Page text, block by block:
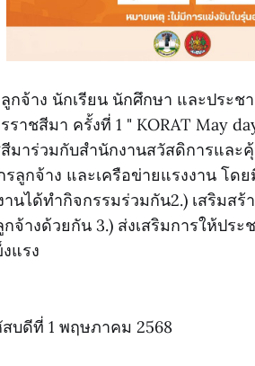
กจ้าง นักเรียน นักศึกษา และประช
าชสีมา ครั้งที่ 1 " KORAT May
มาร่วมกับสำนักงานสวัสดิการและ
ลูกจ้าง และเครือข่ายแรงงาน โดย
นได้ทำกิจกรรมร่วมกัน2.) เสริมส
จ้างด้วยกัน 3.) ส่งเสริมการให้ปร
แรง
บดีที่ 1 พฤษภาคม 2568